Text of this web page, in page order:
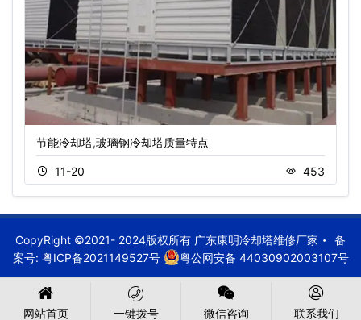
节能冷却塔,玻璃钢冷却塔质量特点
11-20 453
CopyRight ©2021- 2024版权所有 广东康明冷却塔维修厂家
备
案号: 粤ICP备2021149527号 粤公网安备 44030902003107号
网站首页 一键拨号 微信咨询 联系我们